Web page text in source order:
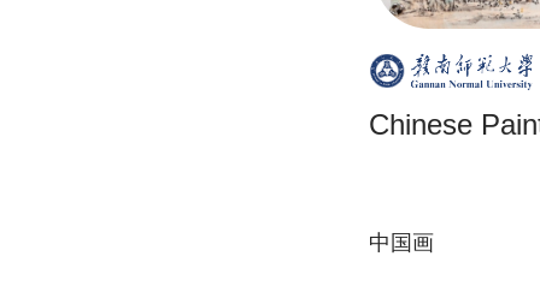
Chinese
中国画